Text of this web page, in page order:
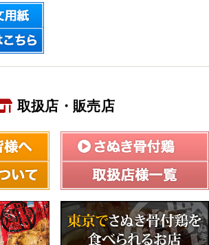
取扱店・販売店